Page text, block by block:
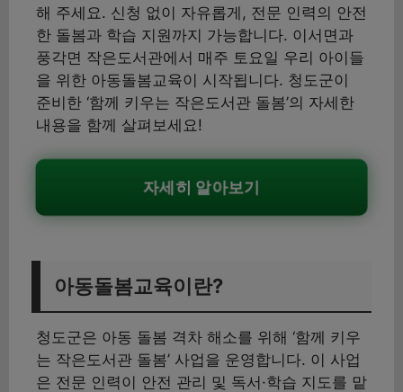
해 주세요. 신청 없이 자유롭게, 전문 인력의 안전
한 돌봄과 학습 지원까지 가능합니다. 이서면과
풍각면 작은도서관에서 매주 토요일 우리 아이들
을 위한 아동돌봄교육이 시작됩니다. 청도군이
준비한 ‘함께 키우는 작은도서관 돌봄’의 자세한
내용을 함께 살펴보세요!
자세히 알아보기
아동돌봄교육이란?
청도군은 아동 돌봄 격차 해소를 위해 ‘함께 키우
는 작은도서관 돌봄’ 사업을 운영합니다. 이 사업
은 전문 인력이 안전 관리 및 독서·학습 지도를 맡